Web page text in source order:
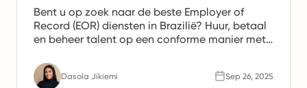
Bent u op zoek naar de beste Employer of
Record (EOR) diensten in Brazilië? Huur, betaal
en beheer talent op een conforme manier met
vandaag nog de oplossingen.
Dasola Jikiemi Sep 26, 2025